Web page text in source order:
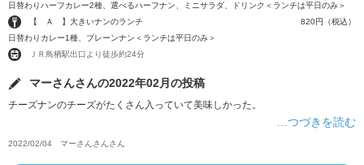
日替わりハーフカレー2種、選べるハーフナン、ミニサラダ、ドリンク＜ランチは平日のみ＞
【 Ａ 】大きいナンのランチ
820円（税込）
日替わりカレー1種、プレーンナン＜ランチは平日のみ＞
ＪＲ鳥栖駅出口より徒歩約24分
マーさんさんの2022年02月の投稿
チーズナンのチーズがたくさん入っていて美味しかった。
…つづきを読む
2022/02/04 マーさんさん さん